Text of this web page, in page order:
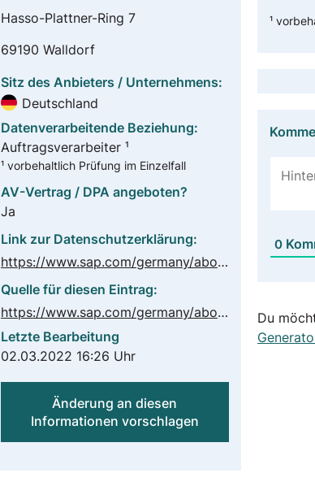
Hasso-Plattner-Ring 7
69190 Walldorf
Sitz des Anbieters / Unternehmens:
Deutschland
Datenverarbeitende Beziehung:
Auftragsverarbeiter ¹
¹ vorbehaltlich Prüfung im Einzelfall
AV-Vertrag / DPA angeboten?
Ja
Link zur Datenschutzerklärung:
https://www.sap.com/germany/about/legal/privacy.html
Quelle für diesen Eintrag:
https://www.sap.com/germany/about/trust-center/agreements/cloud/cloud-services.html?sort=latest_desc&search=Data%20Processing
Letzte Bearbeitung
02.03.2022 16:26 Uhr
Änderung an diesen
Informationen vorschlagen
¹
0
Du